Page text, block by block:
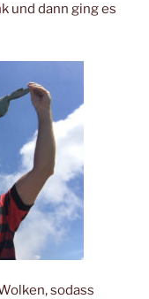
und dann ging es
sodass